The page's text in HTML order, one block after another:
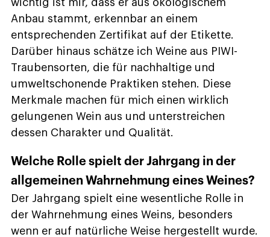
wichtig ist mir, dass er aus ökologischem
Anbau stammt, erkennbar an einem
entsprechenden Zertifikat auf der Etikette.
Darüber hinaus schätze ich Weine aus PIWI-
Traubensorten, die für nachhaltige und
umweltschonende Praktiken stehen. Diese
Merkmale machen für mich einen wirklich
gelungenen Wein aus und unterstreichen
dessen Charakter und Qualität.
Welche Rolle spielt der Jahrgang in der
allgemeinen Wahrnehmung eines Weines?
Der Jahrgang spielt eine wesentliche Rolle in
der Wahrnehmung eines Weins, besonders
wenn er auf natürliche Weise hergestellt wurde.